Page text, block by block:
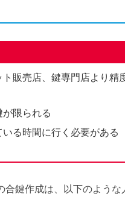
販売店、鍵専門店より精
限られる
いる時間に行く必要がある
合鍵作成は、以下のような